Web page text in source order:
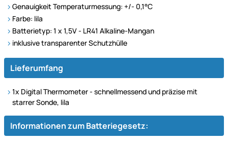
Genauigkeit Temperaturmessung: +/- 0,1°C
Farbe: lila
Batterietyp: 1 x 1,5V - LR41 Alkaline-Mangan
inklusive transparenter Schutzhülle
Lieferumfang
1x Digital Thermometer - schnellmessend und präzise mit
starrer Sonde, lila
Informationen zum Batteriegesetz: